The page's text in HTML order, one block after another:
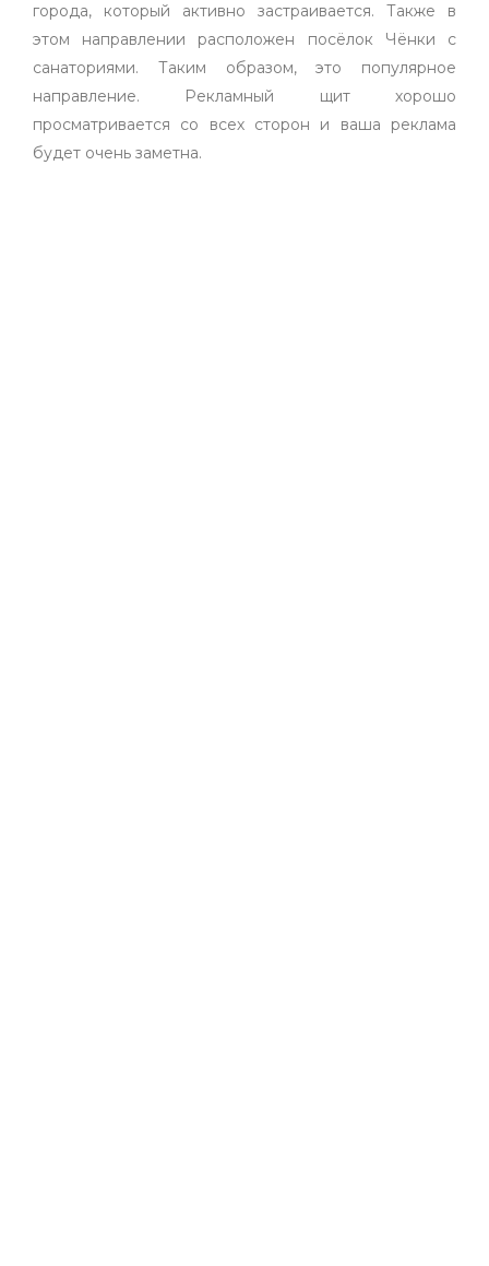
города, который активно застраивается. Также в
этом направлении расположен посёлок Чёнки с
санаториями. Таким образом, это популярное
направление. Рекламный щит хорошо
просматривается со всех сторон и ваша реклама
будет очень заметна.